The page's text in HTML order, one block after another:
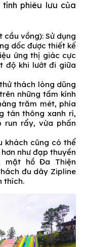
phiêu lưu của
vồng): Sử dụng
dốc được thiết kế
ứng thị giác cực
độ khi lướt đi giữa
thách lòng dũng
những tấm kính
trăm mét, phía
tán thông xanh rì,
run rẩy, vừa phấn
khách cũng có thể
như đạp thuyền
mặt hồ Đa Thiện
đu dây Zipline
thích.